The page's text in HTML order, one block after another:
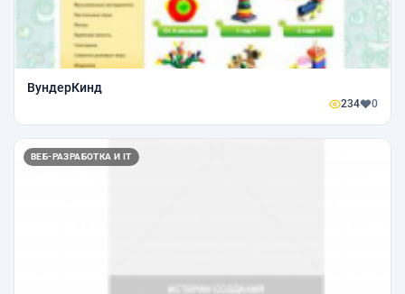
ВундерКинд
234 0
ВЕБ-РАЗРАБОТКА И IT